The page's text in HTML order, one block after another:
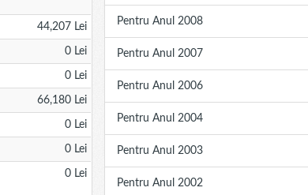
44,207 Lei
0 Lei
0 Lei
66,180 Lei
0 Lei
0 Lei
0 Lei
Pentru Anul 2008
Pentru Anul 2007
Pentru Anul 2006
Pentru Anul 2004
Pentru Anul 2003
Pentru Anul 2002